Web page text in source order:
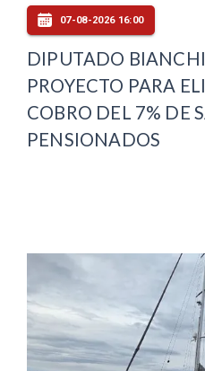
07-08-2026 16:00
DIPUTADO
PROYECTO PARA
COBRO DEL 7% DE
PENSIONADOS